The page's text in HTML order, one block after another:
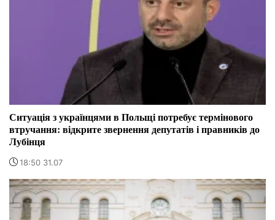
Ситуація з українцями в Польщі потребує термінового
втручання: відкрите звернення депутатів і правників до
Лубінця
18:50 31.07